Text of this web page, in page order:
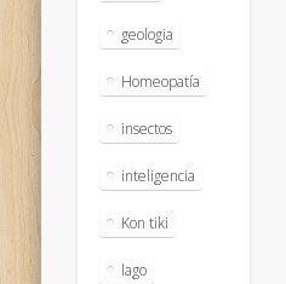
geologia
Homeopatía
insectos
inteligencia
Kon tiki
lago